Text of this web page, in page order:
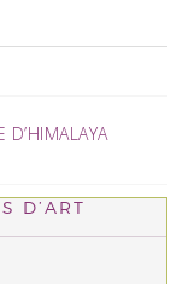
D’HIMALAYA
D’ART